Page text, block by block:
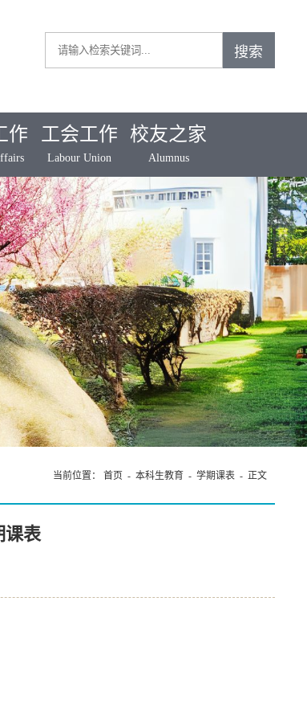
作 工会工作
Labour Union
校友之家
Alumnus
当前位置： 首页 - 本科生教育 - 学期课表- 正文
课表